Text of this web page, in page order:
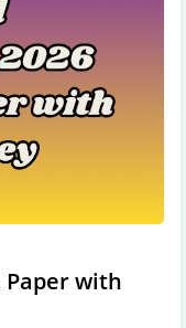
Paper with